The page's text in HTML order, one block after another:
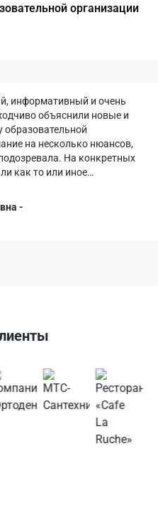
организации
информативный и очень
объяснили новые и
образовательной
на несколько нюансов,
На конкретных
как то или иное
спасибо за
-